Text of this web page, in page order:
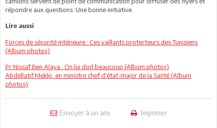
répondre aux questions. Une bonne initiative.
Lire aussi
Forces de sécurité intérieure : Ces vaillants protecteurs des Tunisiens
(Album photos)
Pr Nissaf Ben Alaya : On lui doit beaucoup (Album photos)
Abdellatif Mekki, en ministre chef d’état-major de la Santé (Album
photos)
Envoyer à un ami Imprimer